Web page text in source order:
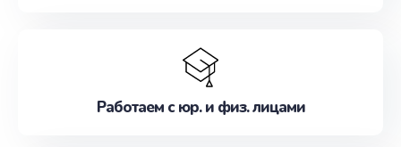
Работаем с юр. и физ. лицами